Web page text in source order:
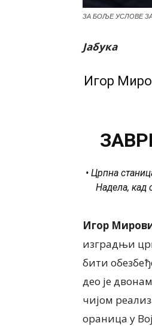
ЗА БОЉЕ УСЛОВЕ ЗА
Јабука
Игор
• Црпна
Надела, кад
Игор
изградњи
бити
део је
чијом
ораница у